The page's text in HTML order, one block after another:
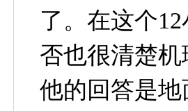
了。在这个
否也很清楚机
他的回答是